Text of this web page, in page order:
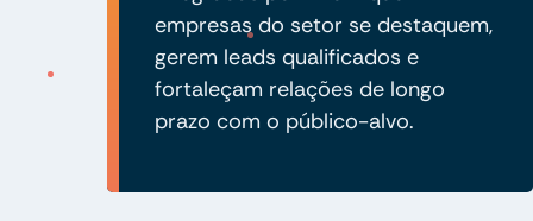
empresas do setor se destaquem,
gerem leads qualificados e
fortaleçam relações de longo
prazo com o público-alvo.